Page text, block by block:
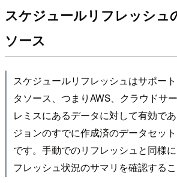
スケジュールリフレッシュ
ソース
スケジュールリフレッシュはサポー
タソース、つまりAWS、クラウドサ
レミスにあるデータに対して有効で
ジョンのすでに作成済のデータセッ
です。手動でのリフレッシュと同様
フレッシュ状況のサマリを確認するこ